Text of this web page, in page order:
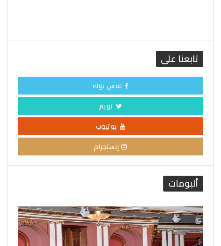
تابعنا على
فيس بوك
تويتر
يوتيوب
إنستجرام
ألبومات